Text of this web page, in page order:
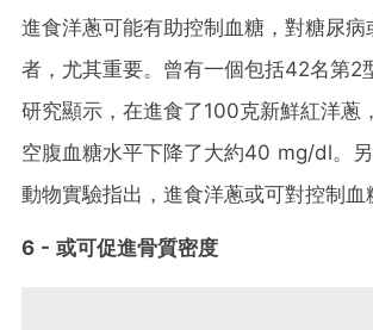
進食洋蔥可能有助控制血糖，對糖尿病
者，尤其重要。曾有一個包括42名第2
研究顯示，在進食了100克新鮮紅洋蔥
空腹血糖水平下降了大約40 mg/dl。
動物實驗指出，進食洋蔥或可對控制血
6 - 或可促進骨質密度